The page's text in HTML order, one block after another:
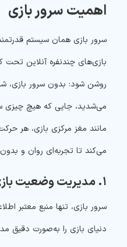
اهمیت سرور بازی
سرور بازی همان سیستم
بازی‌های چندنفره آنلاین تحت
روشن شود: بدون سرور بازی،
می‌شدید، جایی که هیچ چیزی
مانند مغز مرکزی بازی، هر
می‌کند تا تجربه‌ای روان و
۱. مدیریت وضعیت بازی
سرور بازی، تنها منبع معتبر
دنیای بازی را به‌صورت دقیق